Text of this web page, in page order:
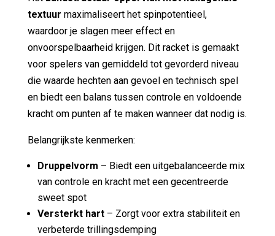
textuur maximaliseert het spinpotentieel,
waardoor je slagen meer effect en
onvoorspelbaarheid krijgen. Dit racket is gemaakt
voor spelers van gemiddeld tot gevorderd niveau
die waarde hechten aan gevoel en technisch spel
en biedt een balans tussen controle en voldoende
kracht om punten af ​​te maken wanneer dat nodig is.
Belangrijkste kenmerken:
Druppelvorm – Biedt een uitgebalanceerde mix
van controle en kracht met een gecentreerde
sweet spot
Versterkt hart– Zorgt voor extra stabiliteit en
verbeterde trillingsdemping